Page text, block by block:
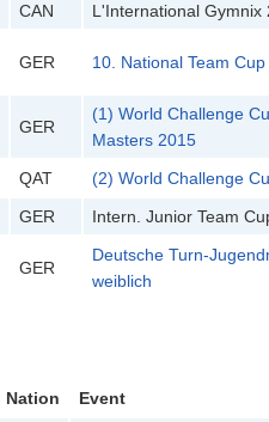
CAN L'International Gymnix
GER 10. National Team
GER
(1) World Challenge
Masters 2015
QAT
(2) World Challenge
GER Intern. Junior Team
GER
Deutsche Turn-
weiblich
Nation
Event